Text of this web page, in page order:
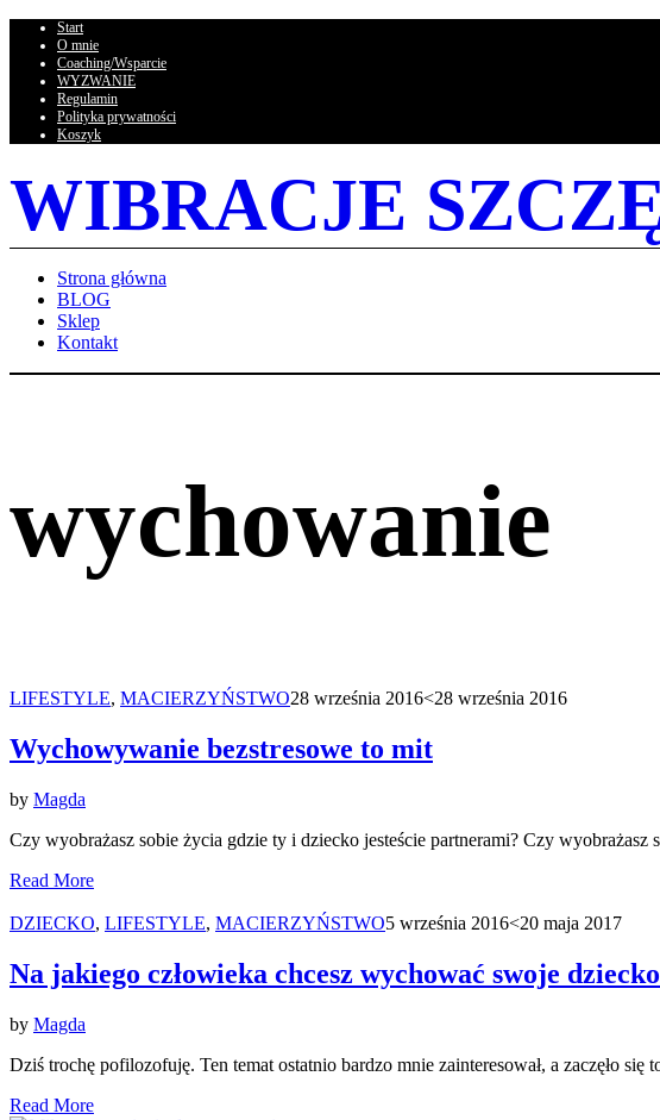
Start
O mnie
Coaching/Wsparcie
WYZWANIE
Regulamin
Polityka prywatności
Koszyk
WIBRACJE
Strona główna
BLOG
Sklep
Kontakt
wychowanie
LIFESTYLE, MACIERZYŃSTWO28 września 2016<28 września 2016
Wychowywanie bezstresowe to mit
by Magda
Czy wyobrażasz sobie życia gdzie ty i dziecko jesteście partnerami? Czy
Read More
DZIECKO, LIFESTYLE, MACIERZYŃSTWO5 września 2016<20 maja 2017
Na jakiego człowieka chcesz wychować swoje
by Magda
Dziś trochę pofilozofuję. Ten temat ostatnio bardzo mnie zainteresował, a zaczęło
Read More